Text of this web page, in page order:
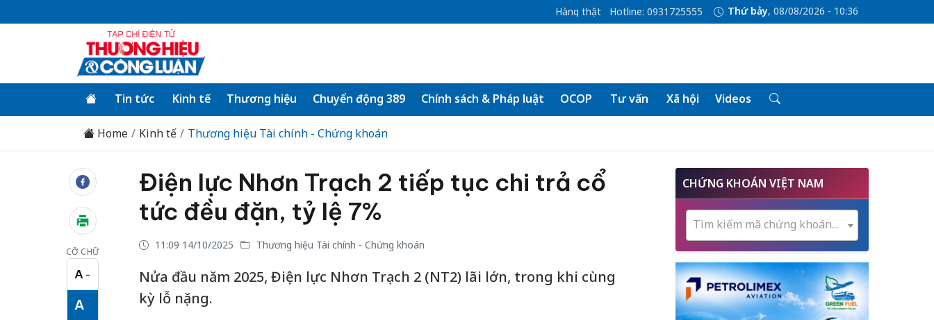
Hàng thật Hotline: 0931725555 Thứ bảy, 08/08/2026 - 10:36
Tin tức Kinh tế Thương hiệu Chuyển động 389 Chính sách & Pháp luật OCOP Tư vấn Xã hội Videos
Home Kinh tế Thương hiệu Tài chính - Chứng khoán
CỠ CHỮ
A −
Cỡ chữ nhỏ
A
Cỡ chữ vừa
Điện lực Nhơn Trạch 2 tiếp tục chi trả cổ
tức đều đặn, tỷ lệ 7%
11:09 14/10/2025 Thương hiệu Tài chính - Chứng khoán
Nửa đầu năm 2025, Điện lực Nhơn Trạch 2 (NT2) lãi lớn, trong khi cùng
kỳ lỗ nặng.
CHỨNG KHOÁN VIỆT NAM
Tìm kiếm mã chứng khoán...